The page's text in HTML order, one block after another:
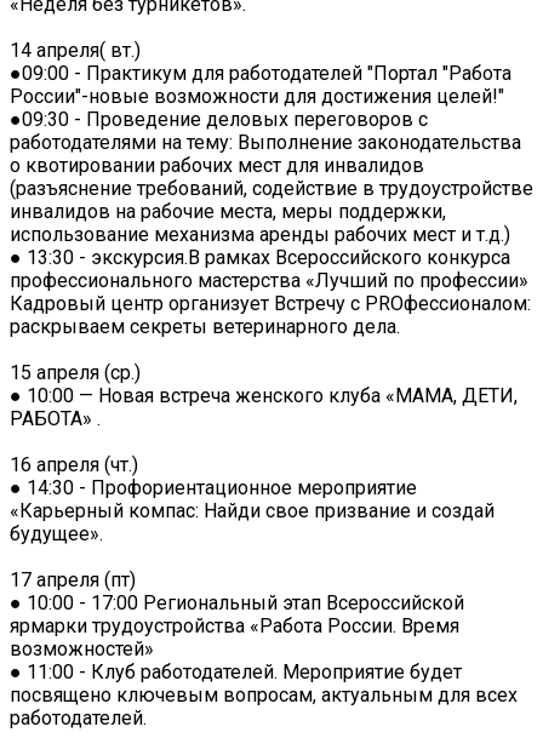
14 апреля( вт.)
●09:00 - Практикум для работодателей "Портал "Работа
России"-новые возможности для достижения целей!"
●09:30 - Проведение деловых переговоров с
работодателями на тему: Выполнение законодательства
о квотировании рабочих мест для инвалидов
(разъяснение требований, содействие в трудоустройстве
инвалидов на рабочие места, меры поддержки,
использование механизма аренды рабочих мест и т.д.)
● 13:30 - экскурсия.В рамках Всероссийского конкурса
профессионального мастерства «Лучший по профессии»
Кадровый центр организует Встречу с PROфессионалом:
раскрываем секреты ветеринарного дела.
15 апреля (ср.)
● 10:00 — Новая встреча женского клуба «МАМА, ДЕТИ,
РАБОТА» .
16 апреля (чт.)
● 14:30 - Профориентационное мероприятие
«Карьерный компас: Найди свое призвание и создай
будущее».
17 апреля (пт)
● 10:00 - 17:00 Региональный этап Всероссийской
ярмарки трудоустройства «Работа России. Время
возможностей»
● 11:00 - Клуб работодателей. Мероприятие будет
посвящено ключевым вопросам, актуальным для всех
работодателей.